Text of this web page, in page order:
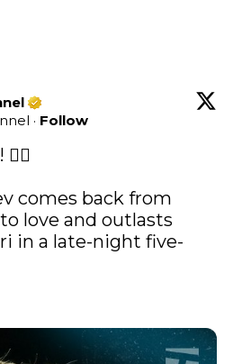
· Follow
comes back from
love and outlasts
in a late-night five-